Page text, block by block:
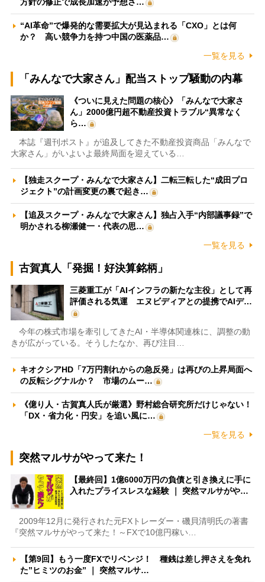
“AI革命”で爆発的な需要拡大が見込まれる「CXO」とは何
か？ 高い競争力を持つ中国の医薬品…
一覧を見る
「みんなで大家さん」配当ストップ騒動の内幕
《ついに見えた問題の核心》「みんなで大家さ
ん」2000億円超不動産投資トラブル“異常なく
ら…
本誌『週刊ポスト』が追及してきた不動産投資商品「みんなで
大家さん」がいよいよ最終局面を迎えている…
【独走スクープ・みんなで大家さん】二転三転した“成田プロ
ジェクト”の計画変更の裏で起き…
【追及スクープ・みんなで大家さん】独占入手“内部議事録”で
明かされる柳瀬健一・代表の思…
一覧を見る
古賀真人「発掘！好決算銘柄」
三菱重工が「AIインフラの新たな主役」として再
評価される気運 エヌビディアとの提携でAIデ…
今年の株式市場を牽引してきたAI・半導体関連株に、調整の動
きが広がっている。そうしたなか、再び注目…
キオクシアHD「7万円割れからの急反発」は再びの上昇局面へ
の反転シグナルか？ 市場のムー…
《億り人・古賀真人氏が厳選》野村総合研究所だけじゃない！
「DX・省力化・円安」を追い風に…
一覧を見る
突然マルサがやって来た！
【最終回】1億6000万円の負債と引き換えに手に
入れたプライスレスな経験 ｜ 突然マルサがや…
2009年12月に発行された元FXトレーダー・磯貝清明氏の著書
『突然マルサがやって来た！～FXで10億円稼い…
【第9回】もう一度FXでリベンジ！ 種銭は差し押さえを免れ
た”ヒミツのお金” ｜ 突然マルサ…